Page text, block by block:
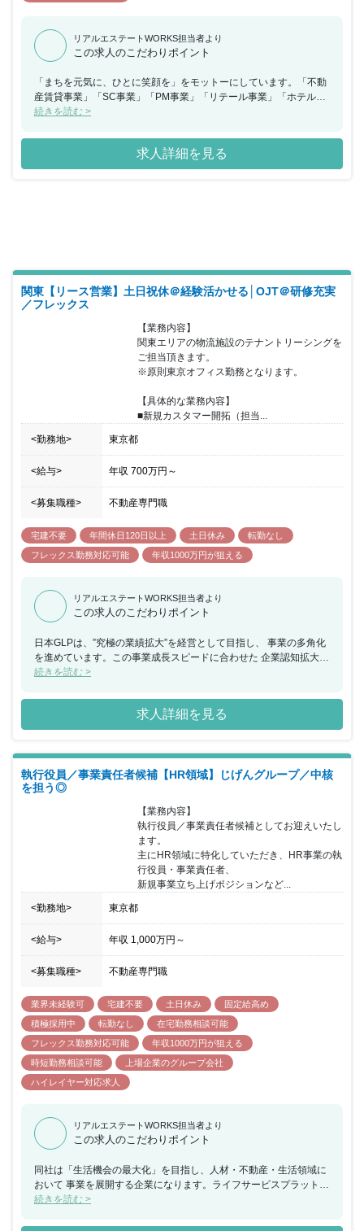
リアルエステートWORKS担当者より
この求人のこだわりポイント
「まちを元気に、ひとに笑顔を」をモットーにしています。「不動
産賃貸事業」「SC事業」「PM事業」「リテール事業」「ホテル事
業」を展開する大和ハウスグループの企業です！同社は、商業領域
ではなく、社会と共にどう成長していけるかについて同社の立場か
ら考えています。人と社会、未来の暮らしのあり方を描いていきた
いと願っています。 ワークライフバランス重視の環境でオンオフの
続きを読む >
求人詳細を見る
関東【リース営業】土日祝休＠経験活かせる│OJT＠研修充実
／フレックス
【業務内容】
関東エリアの物流施設のテナントリーシングを
ご担当頂きます。
※原則東京オフィス勤務となります。
【具体的な業務内容】
■新規カスタマー開拓（担当...
<勤務地> 東京都
<給与> 年収 700万円 ～
<募集職種> 不動産専門職
宅建不要 年間休日120日以上 土日休み
転勤なし
フレックス勤務対応可能
年収1000万円が狙える
リアルエステートWORKS担当者より
この求人のこだわりポイント
日本GLPは、”究極の業績拡大”を経営として目指し、 事業の多角化
を進めています。この事業成長スピードに合わせた 企業認知拡大・
企業ブランディングが急務となっており、 広報・ブランディング体
化に取り組んでいる ALFALINK」ブランドは、今後関西にも展開を
広げていく 予定であり、エリアの広がりにも対応していくことが必
要な状況です。 【どのような志向の人物がマッチするか】 ・何事
発想 ・自ら考えて自発的に行動し、周囲を巻き込み行動を起こせる
・チームや会社のことを考えて行動を起こせる ・自分の伝えたいこ
とを整理して伝える力、相手の意図を理解し、 理解を深めるための
ディングカンパニーであるGLPは、 常に成長し変化し続けるカルチ
ャーがあります。 その中で、世の中で注目される案件を自ら推進
し、 進化し続ける物流施設の未来を創り上げることは、 ご自身の
キャリアアップに繋がると確信しています。 将来的にはマネジメン
トも目指せるポジションです。 【入社~3ヶ月 OJT期間】 ・物流
不動産のマーケットの把握、契約締結までの流れの理解 【~半年時
点】 ・一人で営業が実施可能な知識レベルの習得 ・新規営業の実
業戦略の策定及び商品性の検討（Gリーダーのサポートあり）
続きを読む >
求人詳細を見る
執行役員／事業責任者候補【HR領域】じげんグループ／中核
を担う◎
【業務内容】
執行役員／事業責任者候補としてお迎えいたし
ます。
主にHR領域に特化していただき、HR事業の執
行役員・事業責任者、
新規事業立ち上げポジションなど...
<勤務地> 東京都
<給与> 年収 1,000万円 ～
<募集職種> 不動産専門職
業界未経験可 宅建不要 土日休み
固定給高め
積極採用中
転勤なし
在宅勤務相談可能
フレックス勤務対応可能
年収1000万円が狙える
時短勤務相談可能
上場企業のグループ会社
ハイレイヤー対応求人
リアルエステートWORKS担当者より
この求人のこだわりポイント
同社は「生活機会の最大化」を目指し、人材・不動産・生活領域に
おいて 事業を展開する企業になります。ライフサービスプラットフ
ォーム事業では 現在40以上のメディアを手掛けており、連結売上
ています。 同ポジションはハイクラス求人となっており、経営視点
続きを読む >